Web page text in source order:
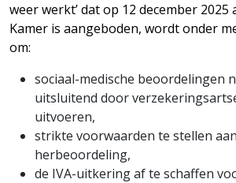
weer werkt’ dat op 12 december 2025
Kamer is aangeboden, wordt onder
om:
sociaal-medische beoordelingen
uitsluitend door
uitvoeren,
strikte voorwaarden te stellen
herbeoordeling,
de IVA-uitkering af te schaffen